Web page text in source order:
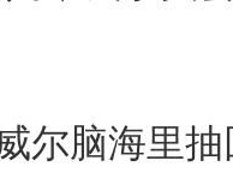
脑海里抽